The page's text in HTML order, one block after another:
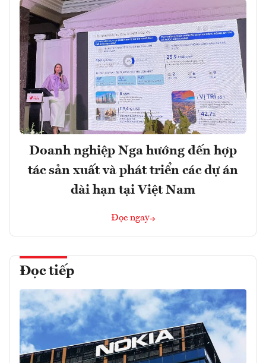
Doanh nghiệp Nga hướng đến hợp
tác sản xuất và phát triển các dự án
dài hạn tại Việt Nam
Đọc ngay
Đọc tiếp